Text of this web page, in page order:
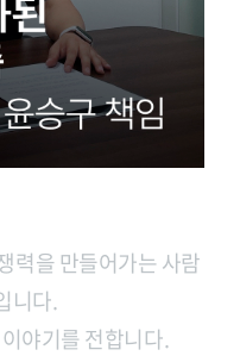
력을 만들어가는 사람
니다.
야기를 전합니다.